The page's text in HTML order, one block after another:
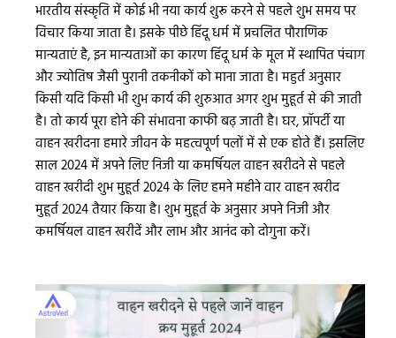
भारतीय संस्कृति में कोई भी नया कार्य शुरू करने से पहले शुभ समय पर
विचार किया जाता है। इसके पीछे हिंदू धर्म में प्रचलित पौराणिक
मान्यताएं है, इन मान्यताओं का कारण हिंदू धर्म के मूल में स्थापित पंचाग
और ज्योतिष जैसी पुरानी तकनीकों को माना जाता है। महुर्त अनुसार
किसी यदि किसी भी शुभ कार्य की शुरुआत अगर शुभ मुहूर्त से की जाती
है। तो कार्य पूरा होने की संभावना काफी बढ़ जाती है। घर, प्रॉपर्टी या
वाहन खरीदना हमारे जीवन के महत्वपूर्ण पलों में से एक होते हैं। इसलिए
साल 2024 में अपने लिए निजी या कमर्षियल वाहन खरीदने से पहले
वाहन खरीदी शुभ मुहूर्त 2024 के लिए हमने महीने वार वाहन खरीद
मुहूर्त 2024 तैयार किया है। शुभ मुहूर्त के अनुसार अपने निजी और
कमर्षियल वाहन खरीदें और लाभ और आनंद को दोगुना करें।